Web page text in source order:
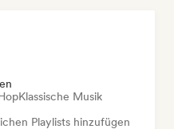
Klassische Musik
Playlists hinzufügen